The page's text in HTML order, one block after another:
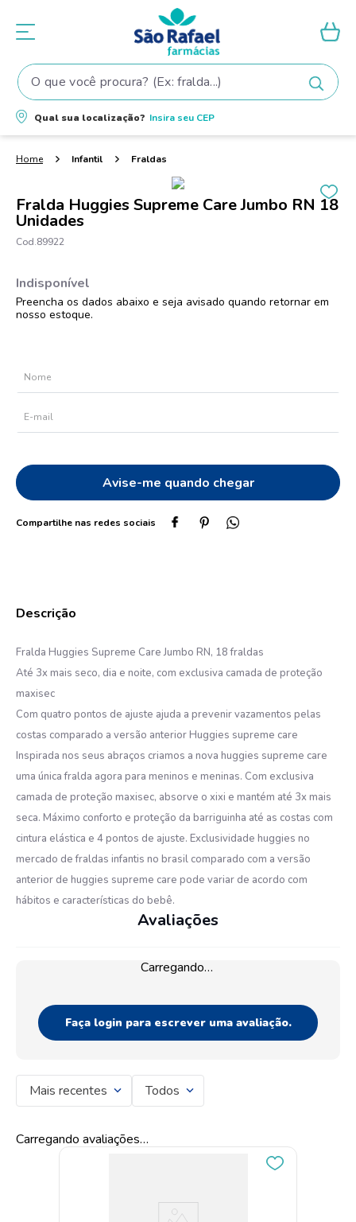
O que você procura? (Ex: fralda...)
Qual sua localização? Insira seu CEP
Infantil Fraldas
Fralda Huggies Supreme Care Jumbo RN 18
Unidades
89922
Fralda Huggies Supreme Care Jumbo RN, 18 fraldas
Até 3x mais seco, dia e noite, com exclusiva camada de proteção
maxisec
Com quatro pontos de ajuste ajuda a prevenir vazamentos pelas
costas comparado a versão anterior Huggies supreme care
Inspirada nos seus abraços criamos a nova huggies supreme care
uma única fralda agora para meninos e meninas. Com exclusiva
camada de proteção maxisec, absorve o xixi e mantém até 3x mais
seca. Máximo conforto e proteção da barriguinha até as costas com
cintura elástica e 4 pontos de ajuste. Exclusividade huggies no
mercado de fraldas infantis no brasil comparado com a versão
anterior de huggies supreme care pode variar de acordo com
hábitos e características do bebê.
Avaliações
Carregando…
Faça login para escrever uma avaliação.
Mais recentes Todos
Carregando avaliações…
Termos mais buscados
1º fralda
shampoo
4º elseve
5º tintura cabelo
7º oleo
8º dove
10º